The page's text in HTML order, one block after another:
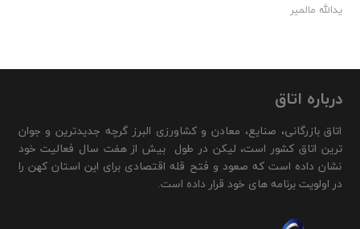
یدالله مالمیر
درباره اتاق
اتاق بازرگانی، صنایع، معادن و کشاورزی البرز گرچه جدیدترین و جوان
ترین اتاق کشور است، لیکن در طول بیش از هفت سال فعالیت خود
نشان داده است که صعود و فتح قله اقتصادی برای این استان کهن را
در اولویت برنامه های خود قرار داده است.